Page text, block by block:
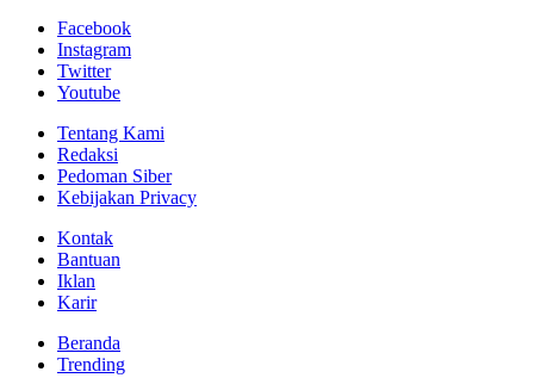
Facebook
Instagram
Twitter
Youtube
Tentang Kami
Redaksi
Pedoman Siber
Kebijakan Privacy
Kontak
Bantuan
Iklan
Karir
Beranda
Trending